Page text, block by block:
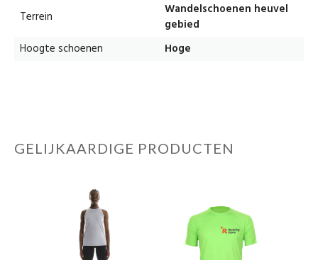
Terrein
Wandelschoenen heuvel
gebied
Hoogte schoenen
Hoge
GELIJKAARDIGE PRODUCTEN